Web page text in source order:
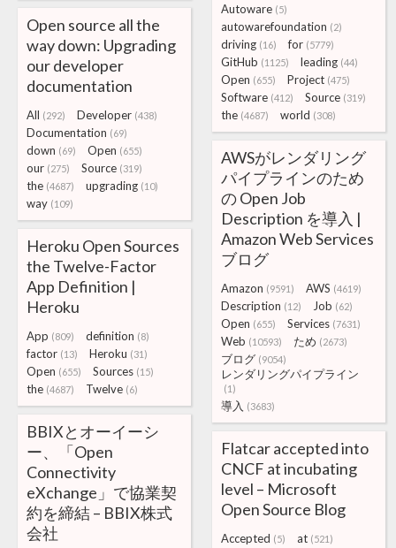
Autoware (5)
autowarefoundation (2)
driving (16) for (5779)
GitHub (1125) leading (44)
Open (655) Project (475)
Software (412) Source (319)
the (4687) world (308)
Open source all the
way down: Upgrading
our developer
documentation
All (292) Developer (438)
Documentation (69)
down (69) Open (655)
our (275) Source (319)
the (4687) upgrading (10)
way (109)
AWSがレンダリング
パイプラインのため
の Open Job
Description を導入 |
Amazon Web Services
ブログ
Amazon (9591) AWS (4619)
Description (12) Job (62)
Open (655) Services (7631)
Web (10593) ため (2673)
ブログ (9054)
レンダリングパイプライン
(1)
導入 (3683)
Heroku Open Sources
the Twelve-Factor
App Definition |
Heroku
App (809) definition (8)
factor (13) Heroku (31)
Open (655) Sources (15)
the (4687) Twelve (6)
BBIXとオーイーシ
ー、「Open
Connectivity
eXchange」で協業契
約を締結 – BBIX株式
会社
Flatcar accepted into
CNCF at incubating
level – Microsoft
Open Source Blog
Accepted (5) at (521)